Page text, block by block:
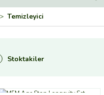
Temizleyici
Stoktakiler